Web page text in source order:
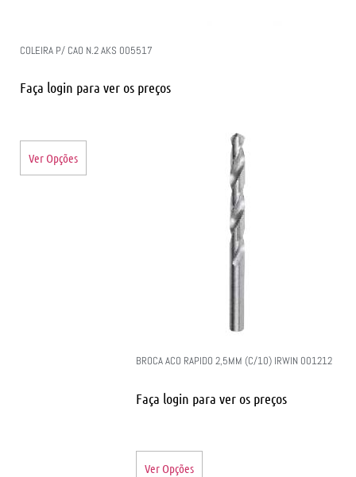
COLEIRA P/ CAO N.2 AKS 005517
Faça login para ver os preços
Ver Opções
BROCA ACO RAPIDO 2,5MM (C/10) IRWIN 001212
Faça login para ver os preços
Ver Opções